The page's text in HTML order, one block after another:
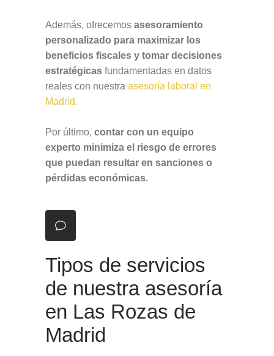
Además, ofrecemos asesoramiento
personalizado para maximizar los
beneficios fiscales y tomar decisiones
estratégicas fundamentadas en datos
reales con nuestra asesoría laboral en
Madrid.
Por último, contar con un equipo
experto minimiza el riesgo de errores
que puedan resultar en sanciones o
pérdidas económicas.
Tipos de servicios
de nuestra asesoría
en Las Rozas de
Madrid